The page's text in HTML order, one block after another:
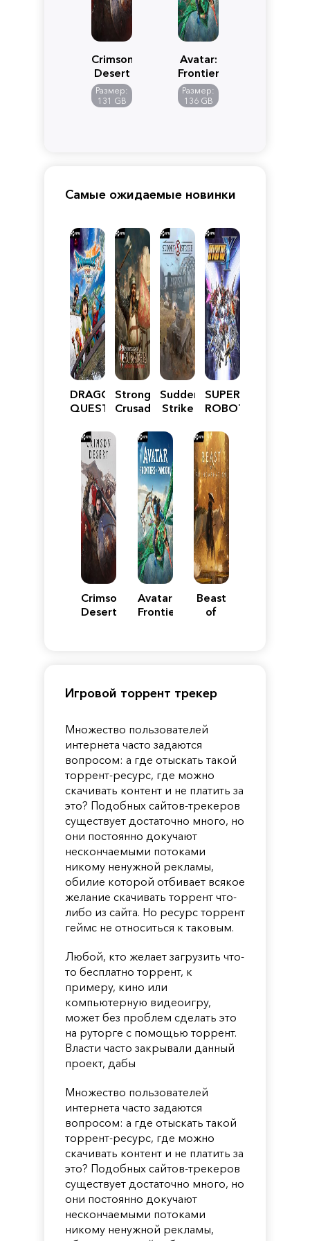
Crimson
Desert
Размер:
131 GB
Avatar:
Frontiers
of
Pandora
Размер:
136 GB
Самые ожидаемые новинки
DRAGON
QUEST
Reimagined
Stronghold
Crusader:
Edition
Sudden
Strike
SUPER
ROBOT
Y
Crimson
Desert
Avatar:
Frontiers
Beast
of
Игровой торрент трекер
Множество пользователей
интернета часто задаются
вопросом: а где отыскать такой
торрент-ресурс, где можно
скачивать контент и не платить за
это? Подобных сайтов-трекеров
существует достаточно много, но
они постоянно докучают
нескончаемыми потоками
никому ненужной рекламы,
обилие которой отбивает всякое
желание скачивать торрент что-
либо из сайта. Но ресурс торрент
геймс не относиться к таковым.
Любой, кто желает загрузить что-
то бесплатно торрент, к
примеру, кино или
компьютерную видеоигру,
может без проблем сделать это
на руторге с помощью торрент.
Власти часто закрывали данный
проект, дабы
Множество пользователей
интернета часто задаются
вопросом: а где отыскать такой
торрент-ресурс, где можно
скачивать контент и не платить за
это? Подобных сайтов-трекеров
существует достаточно много, но
они постоянно докучают
нескончаемыми потоками
никому ненужной рекламы,